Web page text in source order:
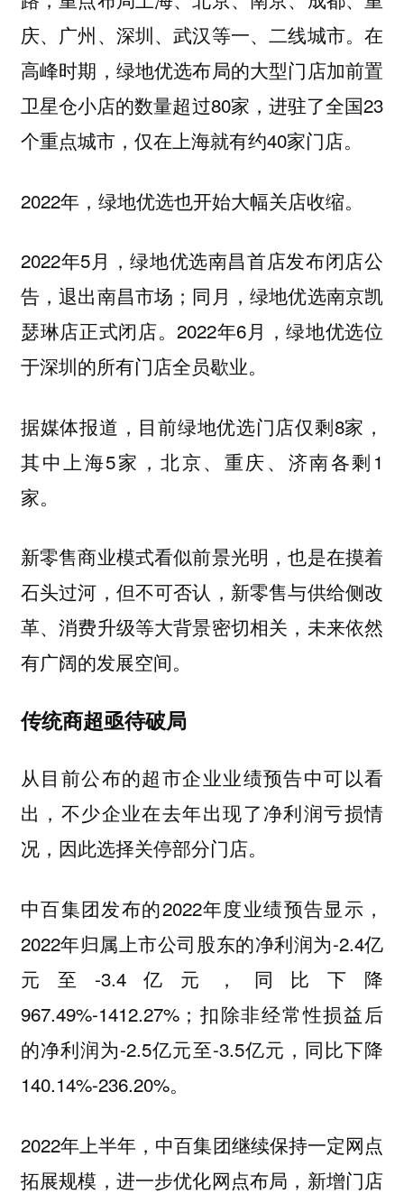
庆、广州、深圳、武汉等一、二线城市。在
高峰时期，绿地优选布局的大型门店加前置
卫星仓小店的数量超过80家，进驻了全国23
个重点城市，仅在上海就有约40家门店。
2022年，绿地优选也开始大幅关店收缩。
2022年5月，绿地优选南昌首店发布闭店公
告，退出南昌市场；同月，绿地优选南京凯
瑟琳店正式闭店。2022年6月，绿地优选位
于深圳的所有门店全员歇业。
据媒体报道，目前绿地优选门店仅剩8家，
其中上海5家，北京、重庆、济南各剩1
家。
新零售商业模式看似前景光明，也是在摸着
石头过河，但不可否认，新零售与供给侧改
革、消费升级等大背景密切相关，未来依然
有广阔的发展空间。
传统商超亟待破局
从目前公布的超市企业业绩预告中可以看
出，不少企业在去年出现了净利润亏损情
况，因此选择关停部分门店。
中百集团发布的2022年度业绩预告显示，
2022年归属上市公司股东的净利润为-2.4亿
元至-3.4亿元，同比下降
967.49%-1412.27%；扣除非经常性损益后
的净利润为-2.5亿元至-3.5亿元，同比下降
140.14%-236.20%。
2022年上半年，中百集团继续保持一定网点
拓展规模，进一步优化网点布局，新增门店